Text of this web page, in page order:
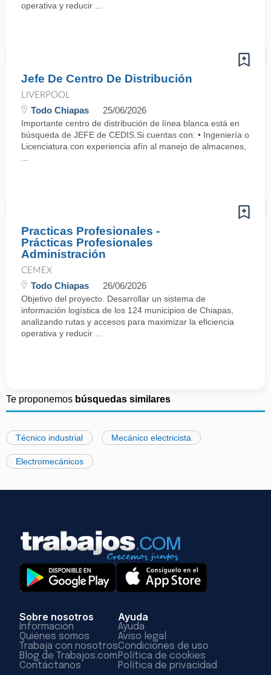
operativa y reducir ...
Jefe De Centro De Distribución
LIVERPOOL
Todo Chiapas 25/06/2026
Importante centro de distribución de línea blanca está en
búsqueda de JEFE de CEDIS.Si cuentas con: • Ingeniería o
Licenciatura con experiencia afín al manejo de almacenes,
Practicas Profesionales -
Prácticas Profesionales
Administración
CEMEX
Todo Chiapas 26/06/2026
Objetivo del proyecto. Desarrollar un sistema de
información logística de los 124 municipios de Chiapas,
analizando rutas y accesos para maximizar la eficiencia
operativa y reducir ...
Te proponemos búsquedas similares
Técnico industrial Mecánico electricista
Electromecánicos
Sobre nosotros
Información
Quiénes somos
Trabaja con nosotros
Blog de Trabajos.com
Contáctanos
Ayuda
Ayuda
Aviso legal
Condiciones de uso
Política de cookies
Política de privacidad